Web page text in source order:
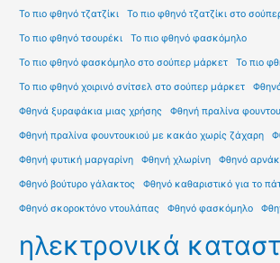
Το πιο φθηνό τζατζίκι Το πιο φθηνό τζατζίκι στο
Το πιο φθηνό τσουρέκι Το πιο φθηνό φασκόμηλο
Το πιο φθηνό φασκόμηλο στο σούπερ μάρκετ Το πιο
Το πιο φθηνό χοιρινό σνίτσελ στο σούπερ μάρκετ
Φθηνά ξυραφάκια μιας χρήσης Φθηνή πραλίνα
Φθηνή πραλίνα φουντουκιού με κακάο χωρίς ζάχαρη
Φθηνή φυτική μαργαρίνη Φθηνή χλωρίνη Φθηνό
Φθηνό βούτυρο γάλακτος Φθηνό καθαριστικό για το
Φθηνό σκοροκτόνο ντουλάπας Φθηνό φασκόμηλο
ηλεκτρονικά